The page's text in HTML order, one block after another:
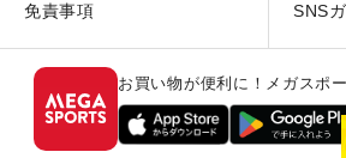
免責事項 SNS
お買い物が便利に！メガスポ